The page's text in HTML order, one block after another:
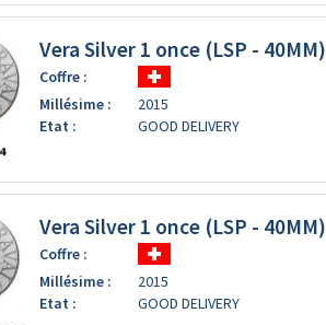
Vera Silver 1 once (LSP - 40MM)
Coffre :
Millésime :
2015
Etat :
GOOD DELIVERY
Vera Silver 1 once (LSP - 40MM)
Coffre :
Millésime :
2015
Etat :
GOOD DELIVERY